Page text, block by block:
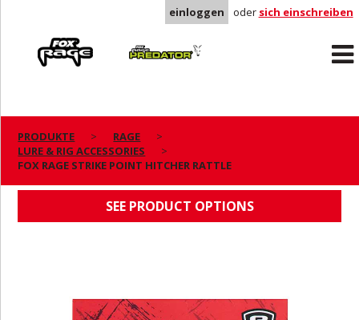
einloggen oder sich einschreiben
Predator
PRODUKTE
RAGE
LURE & RIG ACCESSORIES
FOX RAGE STRIKE POINT HITCHER RATTLE
FOX RAGE STRIKE POINT HITCHER RATTLE
SEE PRODUCT OPTIONS